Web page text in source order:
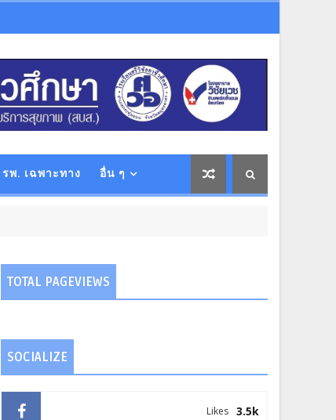
รพ. เฉพาะทาง อื่น ๆ
TOTAL PAGEVIEWS
SOCIALIZE
3.5k
Likes